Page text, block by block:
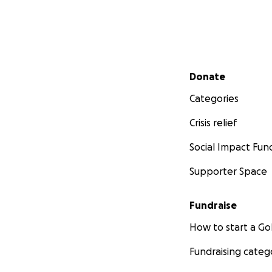
Secondary menu
Donate
Categories
Crisis relief
Social Impact
Supporter Space
Fundraise
How to start a
Fundraising